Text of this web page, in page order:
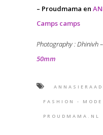
– Proudmama en
Camps camps
Photography : Dhinivh
50mm
FASHION -
PROUDMAMA.NL